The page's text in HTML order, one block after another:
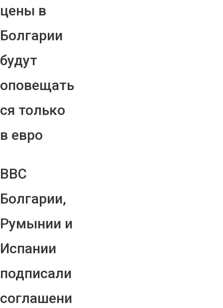
цены в
Болгарии
будут
оповещать
ся только
в евро
ВВС
Болгарии,
Румынии и
Испании
подписали
соглашени